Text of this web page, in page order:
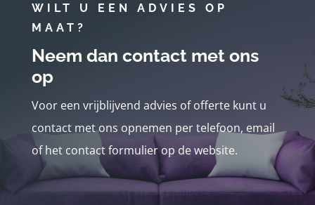
WILT U EEN ADVIES OP
MAAT?
Neem dan contact met ons
op
Voor een vrijblijvend advies of offerte kunt u
contact met ons opnemen per telefoon, email
of het contact formulier op de website.